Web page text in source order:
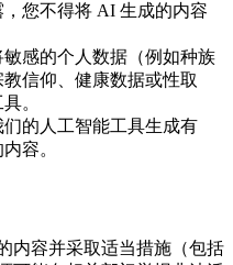
您不得将 AI 生成的内容
感的个人数据（例如种族
信仰、健康数据或性取
。
的人工智能工具生成有
容。
内容并采取适当措施（包括